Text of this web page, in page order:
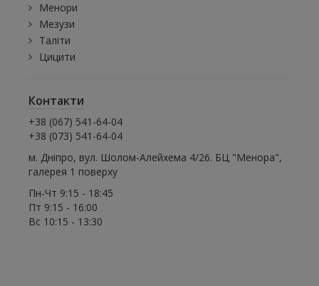
Менори
Мезузи
Таліти
Цицити
Контакти
+38 (067) 541-64-04
+38 (073) 541-64-04
м. Дніпро, вул. Шолом-Алейхема 4/26. БЦ "Менора",
галерея 1 поверху
Пн-Чт 9:15 - 18:45
Пт 9:15 - 16:00
Вс 10:15 - 13:30